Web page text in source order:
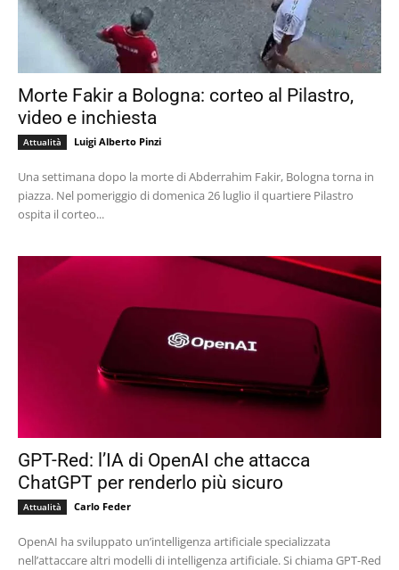
Morte Fakir a Bologna: corteo al Pilastro,
video e inchiesta
Attualità Luigi Alberto Pinzi
Una settimana dopo la morte di Abderrahim Fakir, Bologna torna in
piazza. Nel pomeriggio di domenica 26 luglio il quartiere Pilastro
ospita il corteo...
GPT-Red: l’IA di OpenAI che attacca
ChatGPT per renderlo più sicuro
Attualità Carlo Feder
OpenAI ha sviluppato un’intelligenza artificiale specializzata
nell’attaccare altri modelli di intelligenza artificiale. Si chiama GPT-Red